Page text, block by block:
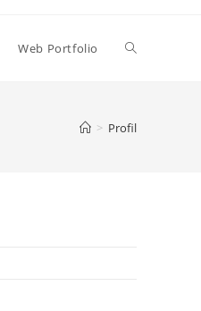
Web Portfolio Toggle
> Profil